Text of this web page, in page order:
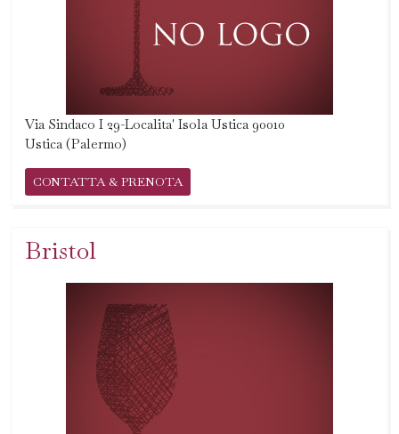
Via Sindaco I 29-Localita' Isola Ustica 90010
Ustica (Palermo)
CONTATTA & PRENOTA
Bristol